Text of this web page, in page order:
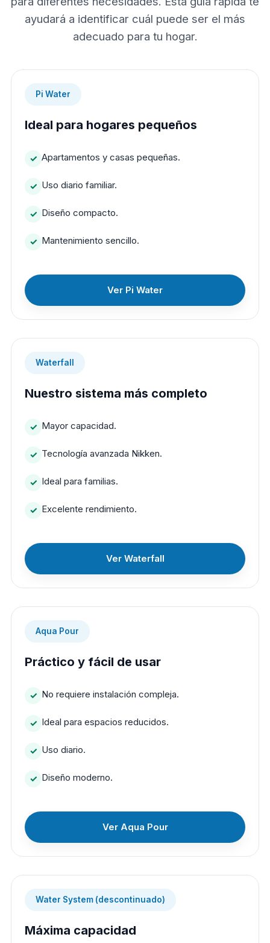
ayudará a identificar cuál puede ser el más
adecuado para tu hogar.
Pi Water
Ideal para hogares pequeños
Apartamentos y casas pequeñas.
Uso diario familiar.
Diseño compacto.
Mantenimiento sencillo.
Ver Pi Water
Waterfall
Nuestro sistema más completo
Mayor capacidad.
Tecnología avanzada Nikken.
Ideal para familias.
Excelente rendimiento.
Ver Waterfall
Aqua Pour
Práctico y fácil de usar
No requiere instalación compleja.
Ideal para espacios reducidos.
Uso diario.
Diseño moderno.
Ver Aqua Pour
Water System (descontinuado)
Máxima capacidad